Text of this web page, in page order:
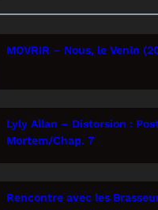
MOVRIR – Nous, le Venin
Lyly Allan – Distorsion :
Mortem/Chap. 7
Rencontre avec les